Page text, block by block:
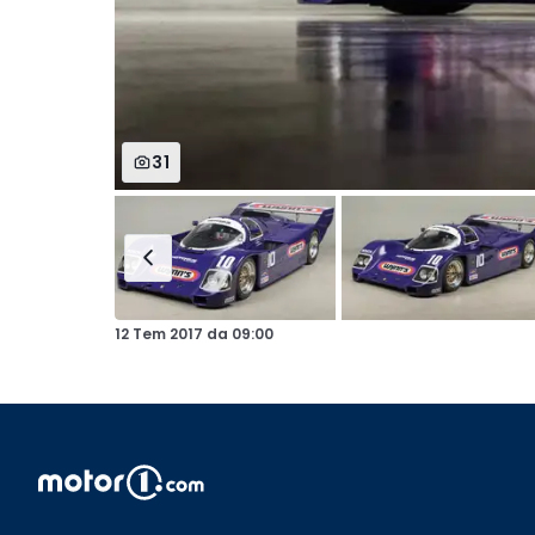
31
12 Tem 2017 da 09:00